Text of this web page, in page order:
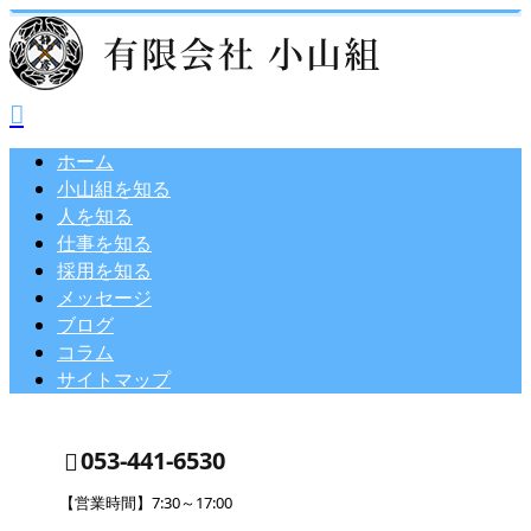
ホーム
小山組を知る
人を知る
仕事を知る
採用を知る
メッセージ
ブログ
コラム
サイトマップ
053-441-6530
【営業時間】7:30～17:00